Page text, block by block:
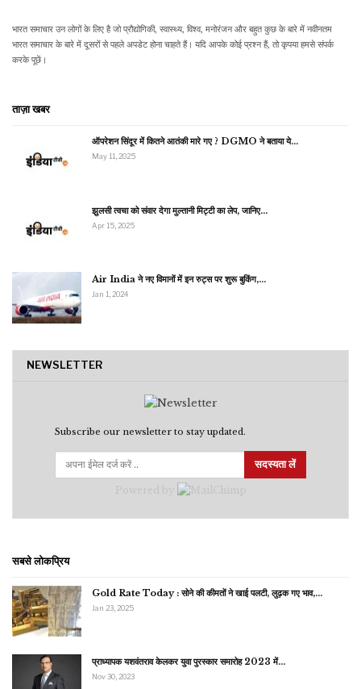
भारत समाचार उन लोगों के लिए है जो प्रौद्योगिकी, स्वास्थ्य, विश्व, मनोरंजन और बहुत कुछ के बारे में नवीनतम
भारत समाचार के बारे में दूसरों से पहले अपडेट होना चाहते हैं। यदि आपके कोई प्रश्न हैं, तो कृपया हमसे संपर्क
करके पूछें।
ताज़ा खबर
ऑपरेशन सिंदूर में कितने आतंकी मारे गए ? DGMO ने बताया ये…
May 11, 2025
झुलसी त्वचा को संवार देगा मुल्तानी मिट्टी का लेप, जानिए…
Apr 15, 2025
Air India ने नए विमानों में इन रुट्स पर शुरू बुकिंग,…
Jan 1, 2024
NEWSLETTER
Subscribe our newsletter to stay updated.
सदस्यता लें
सबसे लोकप्रिय
Gold Rate Today : सोने की कीमतों ने खाई पलटी, लुढ़क गए भाव,…
Jan 23, 2025
प्राध्यापक यशवंतराव केलकर युवा पुरस्कार समारोह 2023 में…
Nov 30, 2023